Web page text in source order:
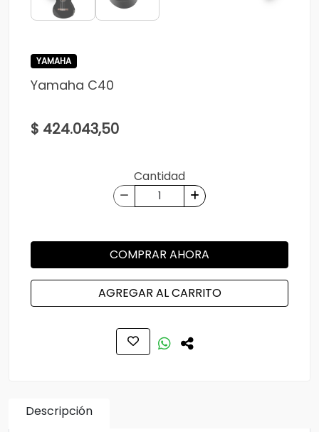
YAMAHA
Yamaha C40
$ 424.043,50
Cantidad
COMPRAR AHORA
AGREGAR AL CARRITO
Descripción